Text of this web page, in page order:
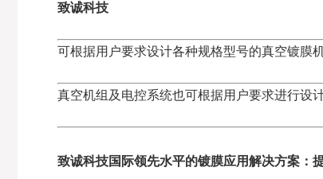
致诚科技
可根据用户要求设计各种规格型号的真空镀膜机
真空机组及电控系统也可根据用户要求进行设计
致诚科技国际领先水平的镀膜应用解决方案：